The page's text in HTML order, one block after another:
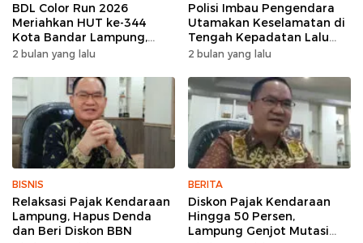
BDL Color Run 2026
Meriahkan HUT ke-344
Kota Bandar Lampung,
Wujud Semangat Sehat
2 bulan yang lalu
Polisi Imbau Pengendara
Utamakan Keselamatan di
Tengah Kepadatan Lalu
Lintas Pagi Hari
2 bulan yang lalu
BISNIS
Relaksasi Pajak Kendaraan
Lampung, Hapus Denda
dan Beri Diskon BBN
BERITA
Diskon Pajak Kendaraan
Hingga 50 Persen,
Lampung Genjot Mutasi